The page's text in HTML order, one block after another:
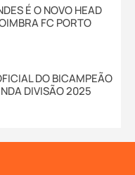
É O NOVO HEAD
FC PORTO
DO BICAMPEÃO
DIVISÃO 2025